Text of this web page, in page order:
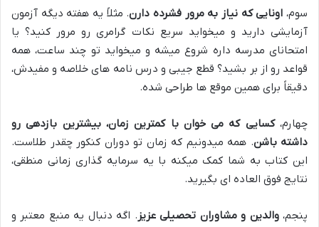
سوم، اونایی که نیاز به مرور فشرده دارن. مثلاً یه هفته دیگه آزمون
آزمایشی دارید و میخواید سریع نکات گرامری رو مرور کنید؟ یا
امتحانای مدرسه داره شروع میشه و میخواید تو چند ساعت، همه
قواعد رو از بر بشید؟ قطع جیبی و درس نامه های خلاصه و مفیدش،
دقیقاً برای همین موقع ها طراحی شده.
چهارم،کسایی که می خوان با کمترین زمان، بیشترین بازدهی رو
داشته باشن. همه میدونیم که زمان تو دوران کنکور چقدر طلاست.
این کتاب به شما کمک میکنه با یه سرمایه گذاری زمانی منطقی،
نتایج فوق العاده ای بگیرید.
پنجم،والدین و مشاوران تحصیلی عزیز . اگه دنبال یه منبع معتبر و